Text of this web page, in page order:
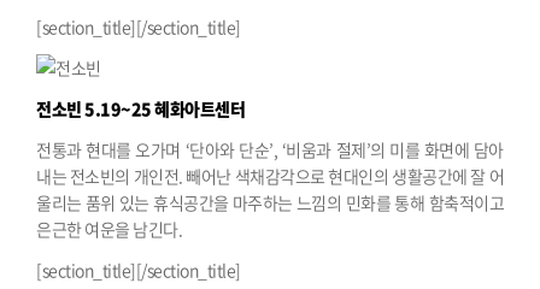
[section_title][/section_title]
전소빈5.19~25 혜화아트센터
전통과 현대를 오가며 ‘단아와 단순’, ‘비움과 절제’의 미를 화면에 담아
내는 전소빈의 개인전. 빼어난 색채감각으로 현대인의 생활공간에 잘 어
울리는 품위 있는 휴식공간을 마주하는 느낌의 민화를 통해 함축적이고
은근한 여운을 남긴다.
[section_title][/section_title]